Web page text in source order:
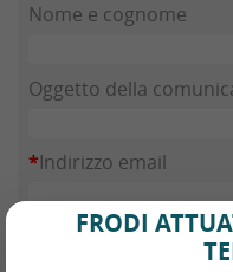
Nome e cognome
Oggetto della
*Indirizzo email
Testo del messaggio
FRODI